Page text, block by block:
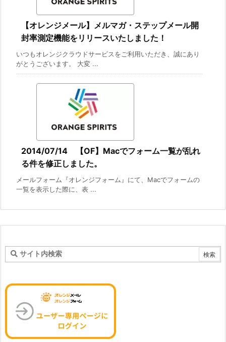
【オレンジメール】メルマガ・ステップメール開
封率測定機能をリリースいたしました！
いつもオレンジクラウドサービスをご利用いただき、誠にあり
がとうございます。 大変 ...
2014/07/14 【OF】Macでフォーム一覧が乱れ
る件を修正しました。
メールフォーム『オレンジフォーム』にて、Macでフォームの
一覧を表示した際に、表 ...